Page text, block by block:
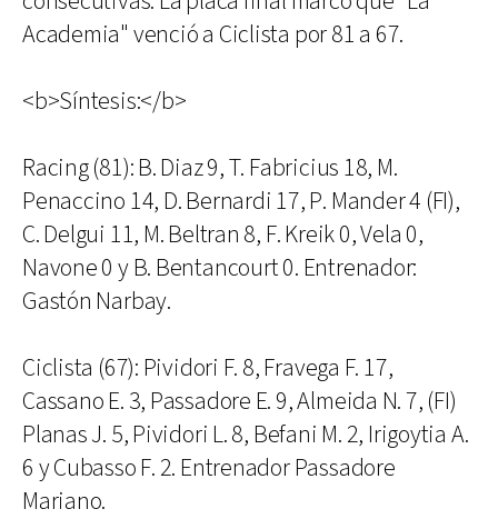
Academia" venció a Ciclista por 81 a 67.
<b>Síntesis:</b>
Racing (81): B. Diaz 9, T. Fabricius 18, M.
Penaccino 14, D. Bernardi 17, P. Mander 4 (FI),
C. Delgui 11, M. Beltran 8, F. Kreik 0, Vela 0,
Navone 0 y B. Bentancourt 0. Entrenador:
Gastón Narbay.
Ciclista (67): Pividori F. 8, Fravega F. 17,
Cassano E. 3, Passadore E. 9, Almeida N. 7, (FI)
Planas J. 5, Pividori L. 8, Befani M. 2, Irigoytia A.
6 y Cubasso F. 2. Entrenador Passadore
Mariano.